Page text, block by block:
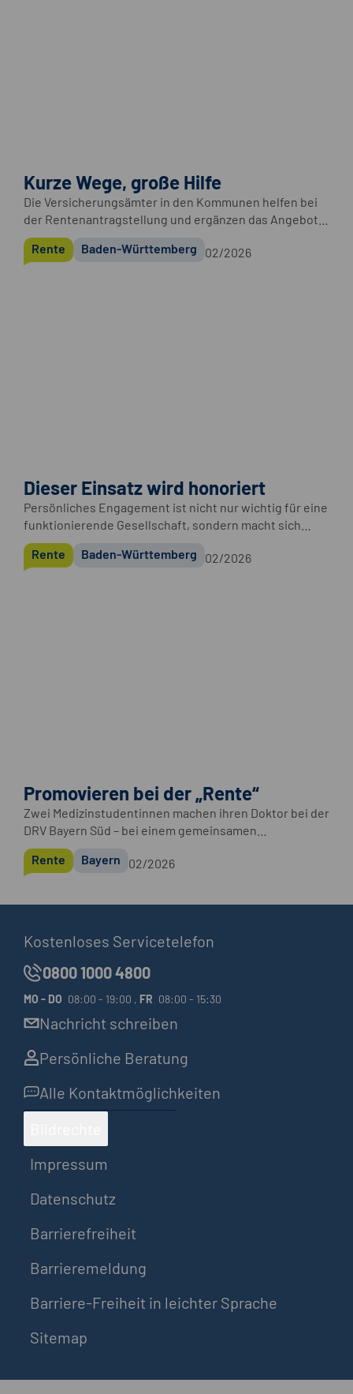
Kurze Wege, große Hilfe
Die Versicherungsämter in den Kommunen helfen bei
der Rentenantragstellung und ergänzen das Angebot
der Deutschen Rentenversicherung Baden-
Württemberg
Rente Baden-Württemberg 02/2026
Dieser Einsatz wird honoriert
Persönliches Engagement ist nicht nur wichtig für eine
funktionierende Gesellschaft, sondern macht sich
auch auf dem Rentenkonto bemerkbar.
Rente Baden-Württemberg 02/2026
Promovieren bei der „Rente“
Zwei Medizinstudentinnen machen ihren Doktor bei der
DRV Bayern Süd – bei einem gemeinsamen
Forschungsprojekt der Sozialmedizin mit der LMU
München.
Rente Bayern 02/2026
Kostenloses Servicetelefon
0800 1000 4800
MO - DO 08:00 - 19:00 , FR 08:00 - 15:30
Nachricht schreiben
Persönliche Beratung
Alle Kontaktmöglichkeiten
Impressum
Datenschutz
Barrierefreiheit
Barrieremeldung
Barriere-Freiheit in leichter Sprache
Sitemap